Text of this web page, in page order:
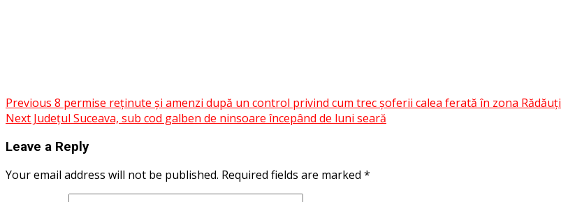
Share
Post
navigation
Previous 8 permise reținute și amenzi după un control privind cum trec șoferii calea ferată în zona Rădăuți
Next Județul Suceava, sub cod galben de ninsoare începând de luni seară
Leave a Reply
Your email address will not be published. Required fields are marked *